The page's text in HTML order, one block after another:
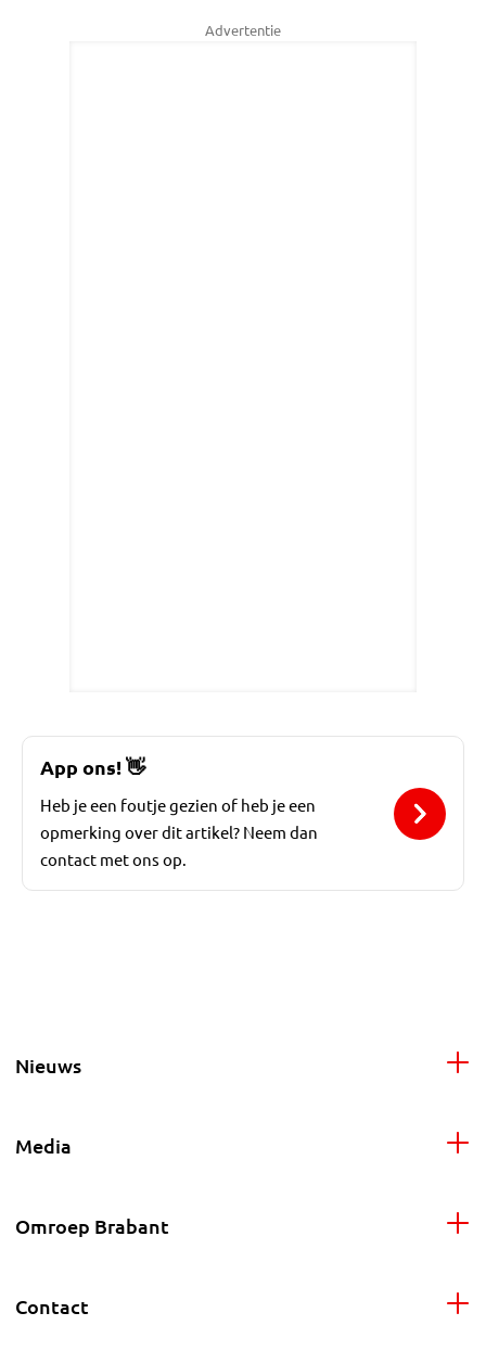
Advertentie
App ons!👋
Heb je een foutje gezien of heb je een
opmerking over dit artikel? Neem dan
contact met ons op.
Nieuws
Media
Omroep Brabant
Contact